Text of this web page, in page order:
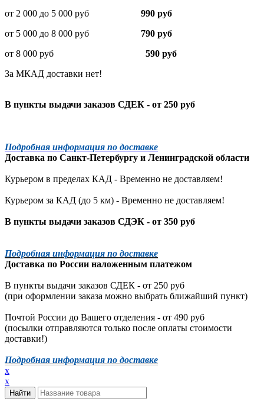
от 2 000 до 5 000 руб
990 руб
от 5 000 до 8 000 руб 790 руб
от 8 000 руб 590 руб
За МКАД доставки нет!
В пункты выдачи заказов СДЕК - от 250 руб
Подробная информация по доставке
Доставка по Санкт-Петербургу и Ленинградской области
Курьером в пределах КАД - Временно не доставляем!
Курьером за КАД (до 5 км) - Временно не доставляем!
В пункты выдачи заказов СДЭК - от 350 руб
Подробная информация по доставке
Доставка по России наложенным платежом
В пункты выдачи заказов СДЕК - от 250 руб
(при оформлении заказа можно выбрать ближайший пункт)
Почтой России до Вашего отделения - от 490 руб
(посылки отправляются только после оплаты стоимости
доставки!)
Подробная информация по доставке
x
x